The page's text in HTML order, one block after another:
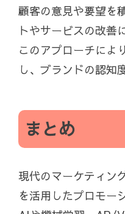
顧客の意見や要望を
トやサービスの改善
このアプローチによ
し、ブランドの認知
まとめ
現代のマーケティン
を活用したプロモー